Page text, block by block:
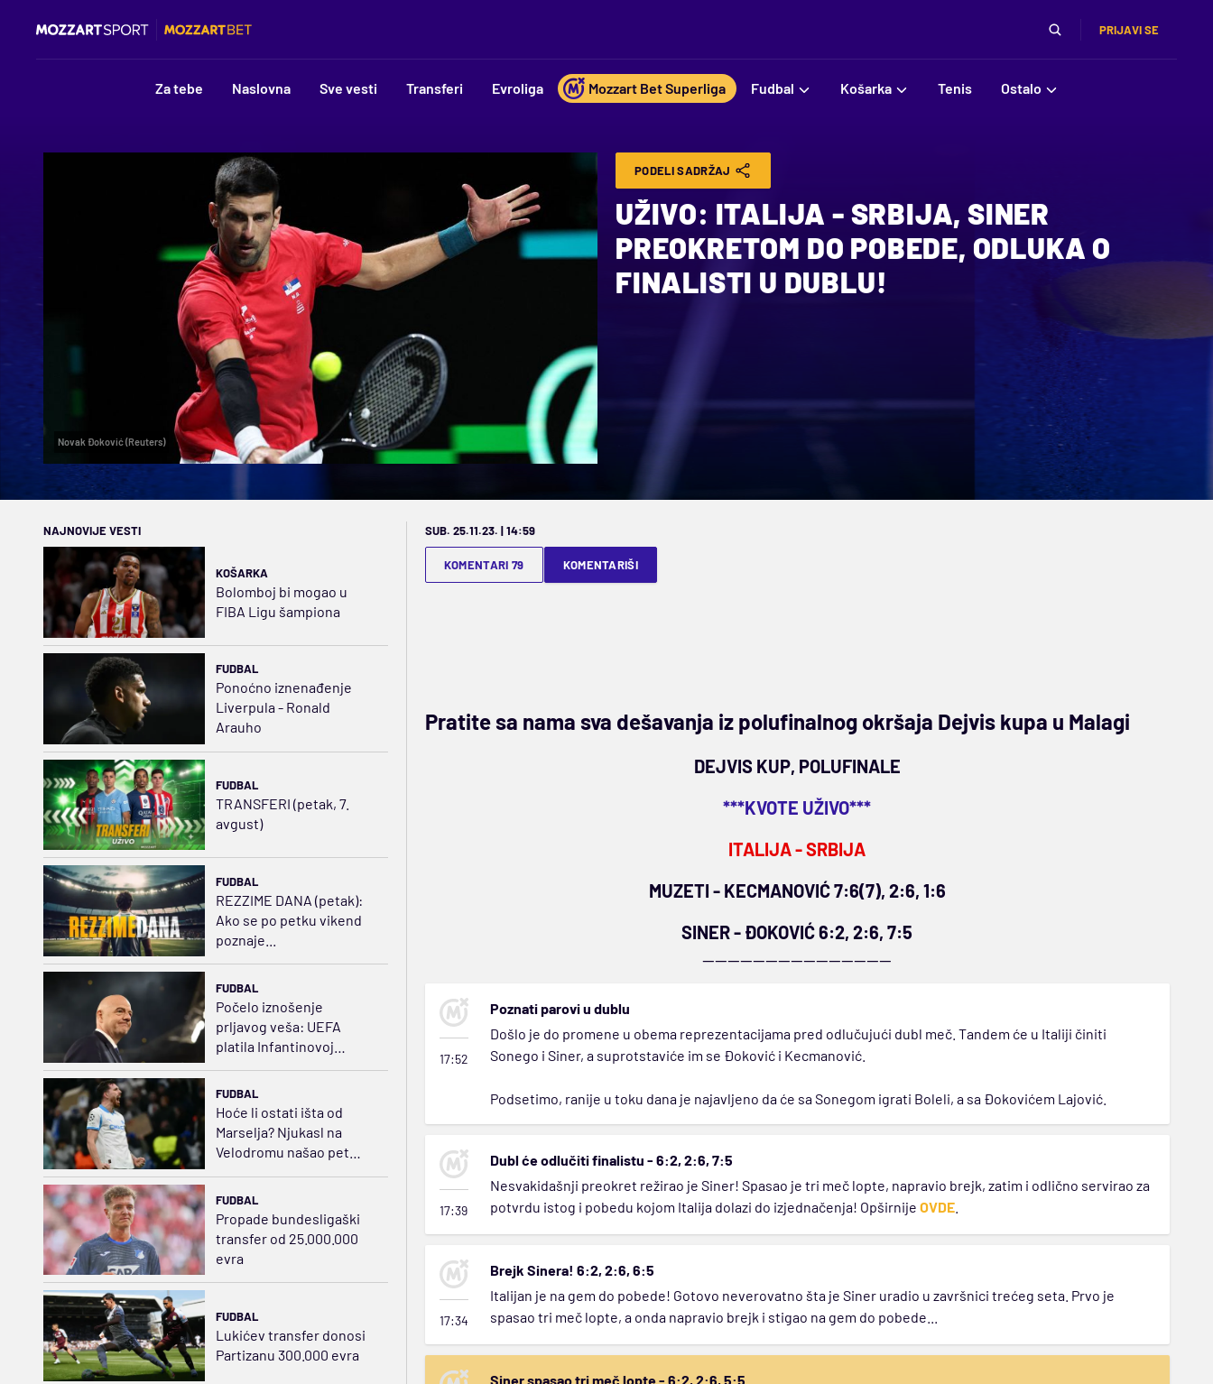
PRIJAVI SE
Za tebe Naslovna Sve vesti Transferi Evroliga Mozzart Bet Superliga Fudbal Košarka Tenis Ostalo
Novak Đoković (Reuters)
PODELI SADRŽAJ
UŽIVO: ITALIJA - SRBIJA, SINER
PREOKRETOM DO POBEDE, ODLUKA O
FINALISTI U DUBLU!
NAJNOVIJE VESTI
KOŠARKA
Bolomboj bi mogao u
FIBA Ligu šampiona
FUDBAL
Ponoćno iznenađenje
Liverpula - Ronald
Arauho
FUDBAL
TRANSFERI (petak, 7.
avgust)
FUDBAL
REZZIME DANA (petak):
Ako se po petku vikend
poznaje...
FUDBAL
Počelo iznošenje
prljavog veša: UEFA
platila Infantinovoj
FUDBAL
Hoće li ostati išta od
Marselja? Njukasl na
Velodromu našao pet
FUDBAL
Propade bundesligaški
transfer od 25.000.000
evra
FUDBAL
Lukićev transfer donosi
Partizanu 300.000 evra
SUB. 25.11.23. | 14:59
KOMENTARI 79 KOMENTARIŠI
Pratite sa nama sva dešavanja iz polufinalnog okršaja Dejvis kupa u Malagi
DEJVIS KUP, POLUFINALE
***KVOTE UŽIVO***
ITALIJA - SRBIJA
MUZETI - KECMANOVIĆ 7:6(7), 2:6, 1:6
SINER - ĐOKOVIĆ 6:2, 2:6, 7:5
------------------------------
17:52
Poznati parovi u dublu
Došlo je do promene u obema reprezentacijama pred odlučujući dubl meč. Tandem će u Italiji činiti
Sonego i Siner, a suprotstaviće im se Đoković i Kecmanović.
Podsetimo, ranije u toku dana je najavljeno da će sa Sonegom igrati Boleli, a sa Đokovićem Lajović.
17:39
Dubl će odlučiti finalistu - 6:2, 2:6, 7:5
Nesvakidašnji preokret režirao je Siner! Spasao je tri meč lopte, napravio brejk, zatim i odlično servirao za
potvrdu istog i pobedu kojom Italija dolazi do izjednačenja! Opširnije OVDE.
17:34
Brejk Sinera! 6:2, 2:6, 6:5
Italijan je na gem do pobede! Gotovo neverovatno šta je Siner uradio u završnici trećeg seta. Prvo je
spasao tri meč lopte, a onda napravio brejk i stigao na gem do pobede...
Siner spasao tri meč lopte - 6:2, 2:6, 5:5